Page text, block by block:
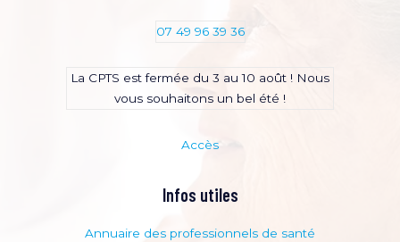
07 49 96 39 36
La CPTS est fermée du 3 au 10 août ! Nous
vous souhaitons un bel été !
Accès
Infos utiles
Annuaire des professionnels de santé